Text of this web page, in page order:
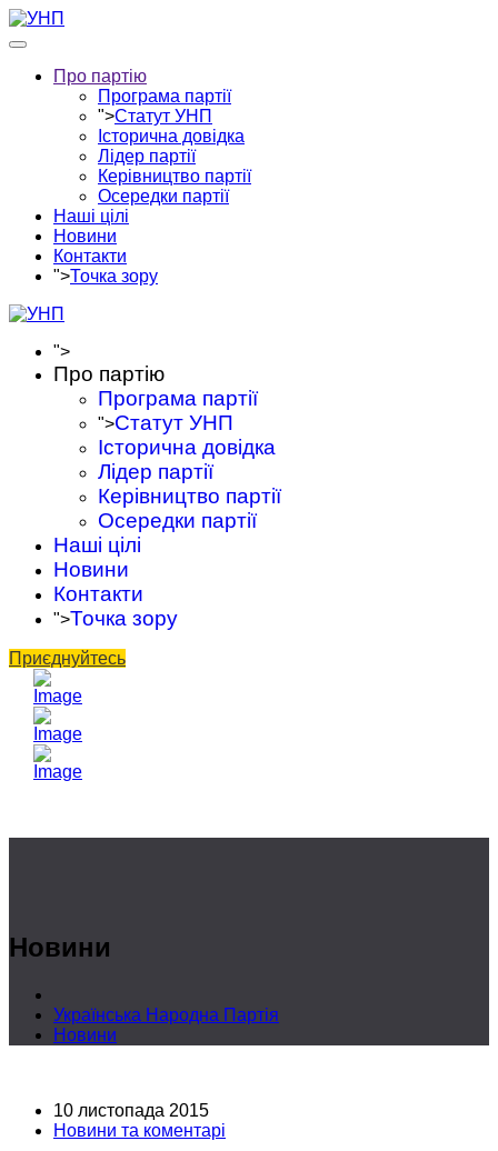
Про партію
Програма партії
">Статут УНП
Історична довідка
Лідер партії
Керівництво партії
Осередки партії
Наші цілі
Новини
Контакти
">Точка зору
">
Про партію
Програма партії
">Статут УНП
Історична довідка
Лідер партії
Керівництво партії
Осередки партії
Наші цілі
Новини
Контакти
">Точка зору
Приєднуйтесь
Новини
Українська Народна Партія
Новини
10 листопада 2015
Новини та коментарі